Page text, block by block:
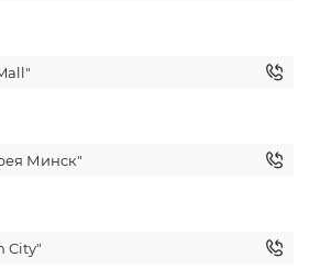
Минск"
City"